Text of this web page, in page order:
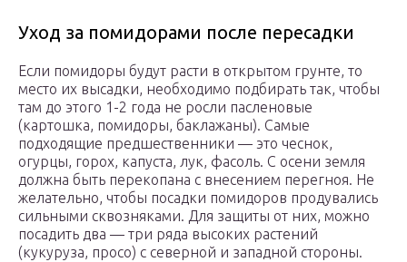
Уход за помидорами после пересадки
Если помидоры будут расти в открытом грунте, то
место их высадки, необходимо подбирать так, чтобы
там до этого 1-2 года не росли пасленовые
(картошка, помидоры, баклажаны). Самые
подходящие предшественники — это чеснок,
огурцы, горох, капуста, лук, фасоль. С осени земля
должна быть перекопана с внесением перегноя. Не
желательно, чтобы посадки помидоров продувались
сильными сквозняками. Для защиты от них, можно
посадить два — три ряда высоких растений
(кукуруза, просо) с северной и западной стороны.